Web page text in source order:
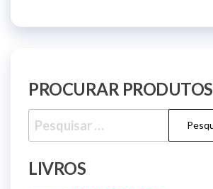
PROCURAR PRODUTOS
Pesquisar
por:
LIVROS